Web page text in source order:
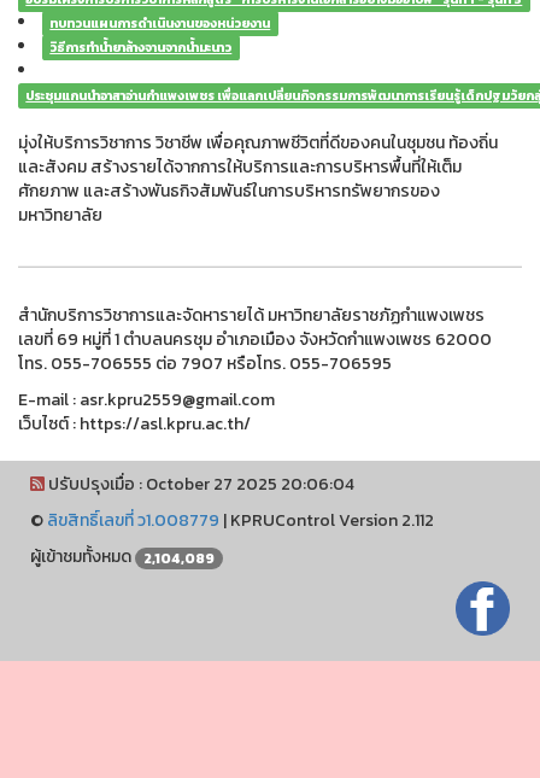
ทบทวนแผนการดำเนินงานของหน่วยงาน
วิธีการทำน้ำยาล้างจานจากน้ำมะนาว
ประชุมแกนนำอาสาอ่านกำแพงเพชร เพื่อแลกเปลี่ยนกิจกรรมการพัฒนาการเรียนรู้เด็กปฐมวัยกลุ่
มุ่งให้บริการวิชาการ วิชาชีพ เพื่อคุณภาพชีวิตที่ดีของคนในชุมชน ท้องถิ่น
และสังคม สร้างรายได้จากการให้บริการและการบริหารพื้นที่ให้เต็ม
ศักยภาพ และสร้างพันธกิจสัมพันธ์ในการบริหารทรัพยากรของ
มหาวิทยาลัย
สำนักบริการวิชาการและจัดหารายได้ มหาวิทยาลัยราชภัฏกำแพงเพชร
เลขที่ 69 หมู่ที่ 1 ตำบลนครชุม อำเภอเมือง จังหวัดกำแพงเพชร 62000
โทร. 055-706555 ต่อ 7907 หรือโทร. 055-706595
E-mail : asr.kpru2559@gmail.com
เว็บไซต์ : https://asl.kpru.ac.th/
ปรับปรุงเมื่อ : October 27 2025 20:06:04
©ลิขสิทธิ์เลขที่ ว1.008779 |KPRUControl Version 2.112
ผู้เข้าชมทั้งหมด
2,104,089